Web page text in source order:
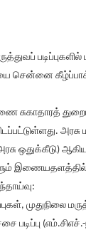
சுகாதாரத்
அரசு
ஒதுக்கீடு)
முதுநிலை
படிப்பு